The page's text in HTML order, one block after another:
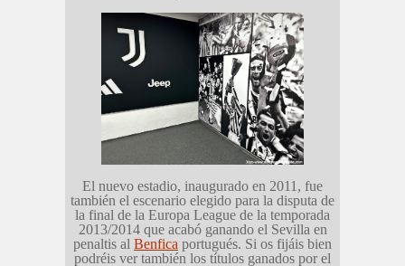
El nuevo estadio, inaugurado en 2011, fue
también el escenario elegido para la disputa de
la final de la Europa League de la temporada
2013/2014 que acabó ganando el Sevilla en
penaltis al Benfica portugués. Si os fijáis bien
podréis ver también los títulos ganados por el